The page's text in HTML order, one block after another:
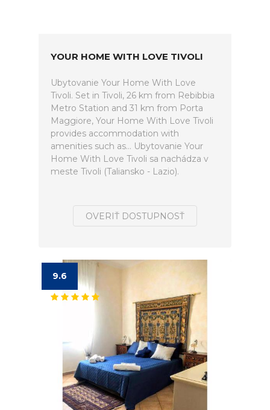
YOUR HOME WITH LOVE TIVOLI
Ubytovanie Your Home With Love
Tivoli. Set in Tivoli, 26 km from Rebibbia
Metro Station and 31 km from Porta
Maggiore, Your Home With Love Tivoli
provides accommodation with
amenities such as... Ubytovanie Your
Home With Love Tivoli sa nachádza v
meste Tivoli (Taliansko - Lazio).
OVERIŤ DOSTUPNOSŤ
9.6